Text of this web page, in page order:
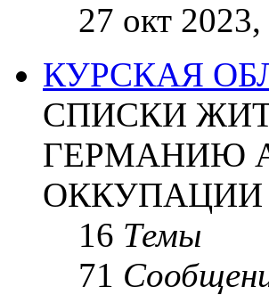
27 окт
КУРСКАЯ
СПИСКИ
ГЕРМАНИЮ
ОККУПАЦИИ
16 Темы
71